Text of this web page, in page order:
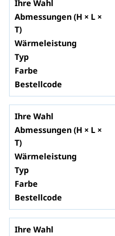
Ihre Wahl
Abmessungen (H × L ×
T)
Wärmeleistung
Typ
Farbe
Bestellcode
Ihre Wahl
Abmessungen (H × L ×
T)
Wärmeleistung
Typ
Farbe
Bestellcode
Ihre Wahl